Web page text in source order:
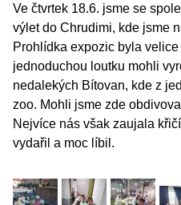
Ve čtvrtek 18.6. jsme se
výlet do Chrudimi, kde jsme
Prohlídka expozic byla
jednoduchou loutku mohli
nedalekých Bítovan, kde z
zoo. Mohli jsme zde
Nejvíce nás však zaujala
vydařil a moc líbil.